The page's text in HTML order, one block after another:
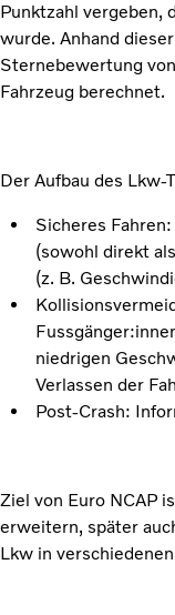
Punktzahl vergeben,
wurde. Anhand
Sternebewertung
Fahrzeug berechnet.
Der Aufbau des
Sicheres
(sowohl direkt
(z. B.
niedrigen
Verlassen der
Post-Crash:
Ziel von Euro NCAP
erweitern, später
Lkw in